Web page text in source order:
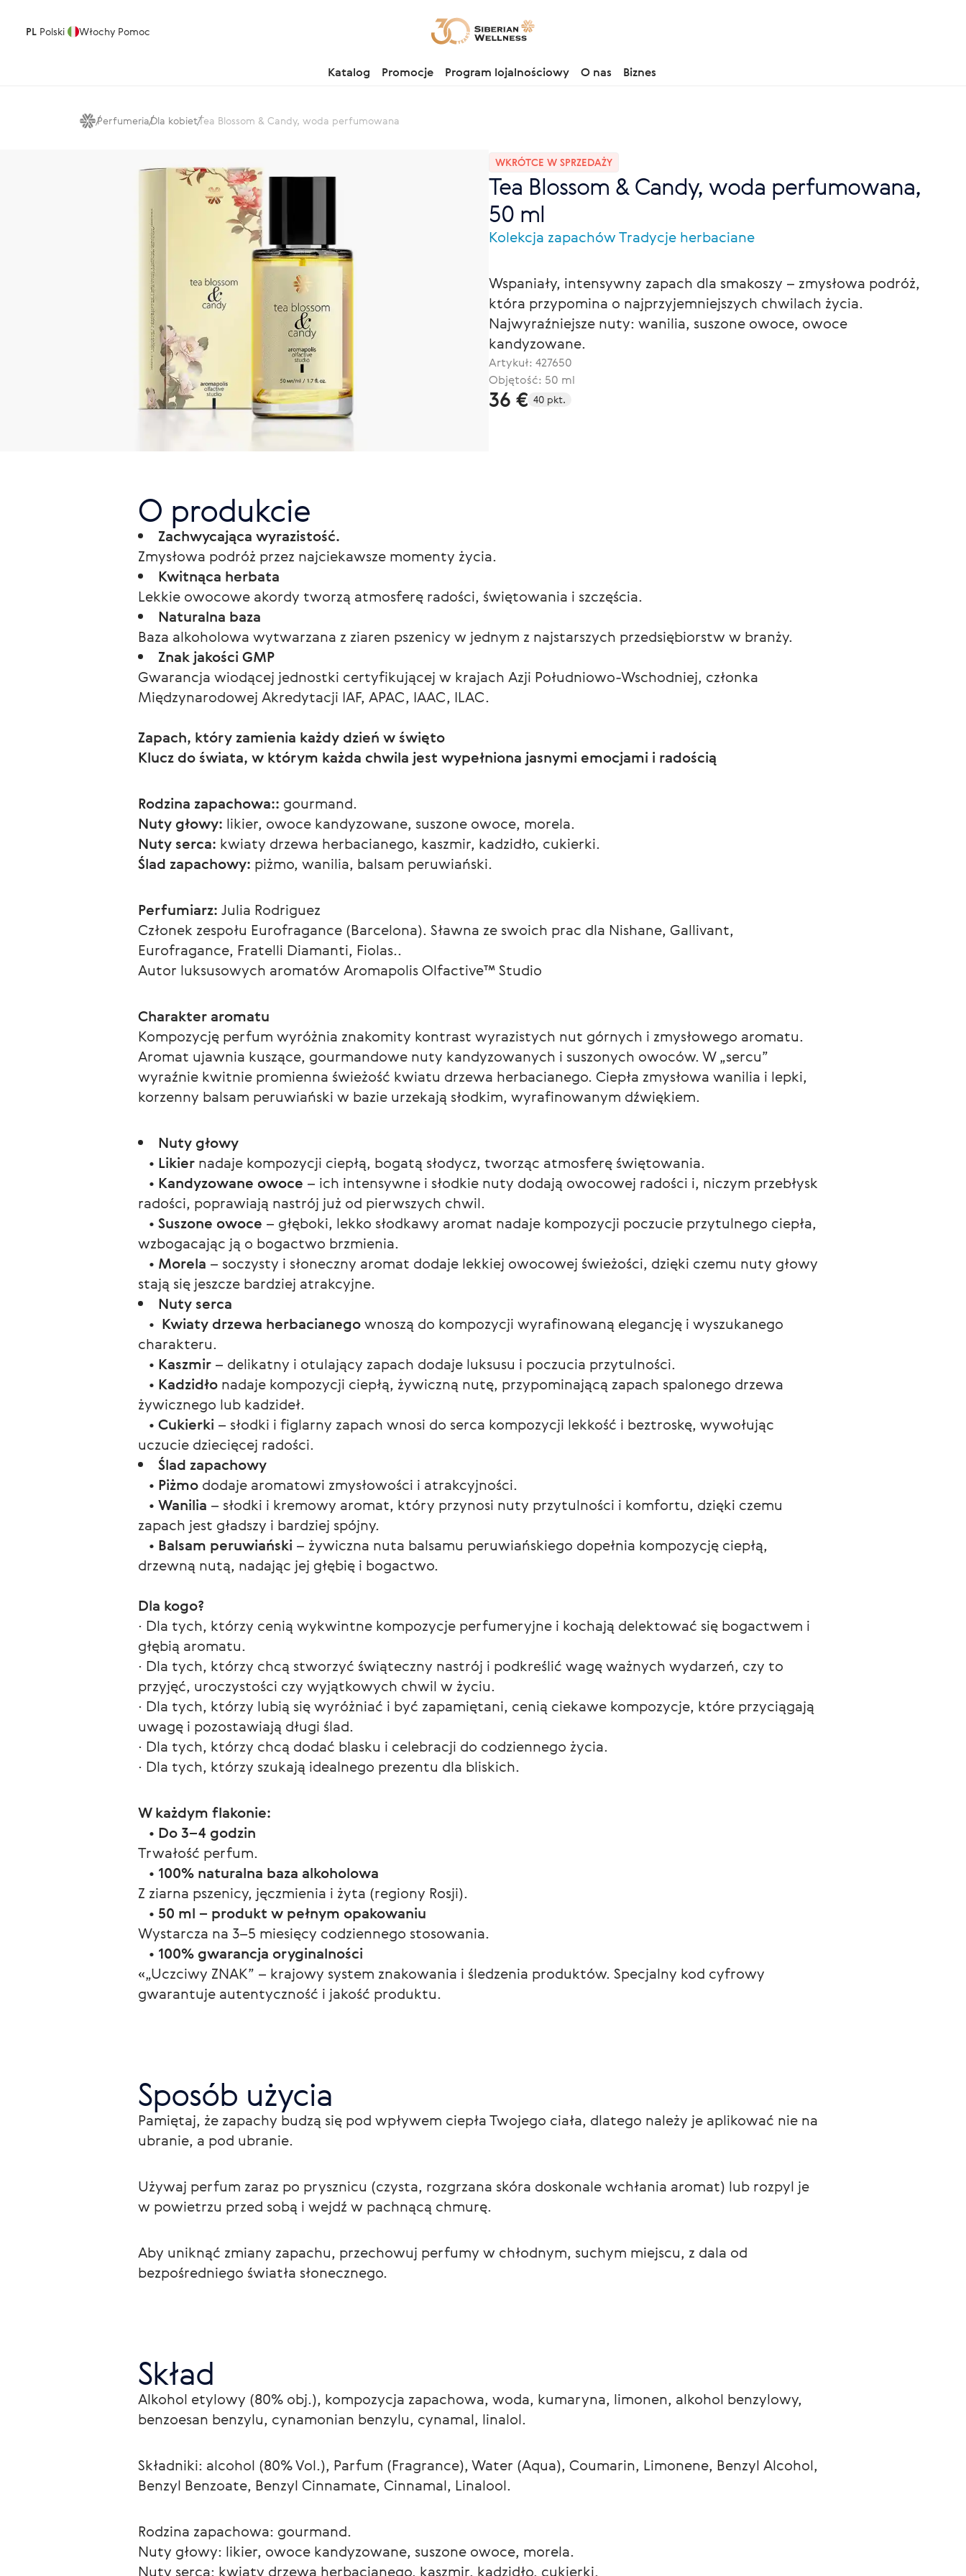
PL Polski Włochy Pomoc
Katalog Promocje Program lojalnościowy O nas Biznes
PerfumeriaDla kobietTea Blossom & Candy, woda perfumowana
WKRÓTCE W SPRZEDAŻY
Tea Blossom & Candy, woda perfumowana,
50 ml
Kolekcja zapachów Tradycje herbaciane
Wspaniały, intensywny zapach dla smakoszy – zmysłowa podróż,
która przypomina o najprzyjemniejszych chwilach życia.
Najwyraźniejsze nuty: wanilia, suszone owoce, owoce
kandyzowane.
Artykuł: 427650
Objętość: 50 ml
36 € 40 pkt.
O produkcie
Zachwycająca wyrazistość.
Zmysłowa podróż przez najciekawsze momenty życia.
Kwitnąca herbata
Lekkie owocowe akordy tworzą atmosferę radości, świętowania i szczęścia.
Naturalna baza
Baza alkoholowa wytwarzana z ziaren pszenicy w jednym z najstarszych przedsiębiorstw w branży.
Znak jakości GMP
Gwarancja wiodącej jednostki certyfikującej w krajach Azji Południowo-Wschodniej, członka
Międzynarodowej Akredytacji IAF, APAC, IAAC, ILAC.
Zapach, który zamienia każdy dzień w święto
Klucz do świata, w którym każda chwila jest wypełniona jasnymi emocjami i radością
Rodzina zapachowa:: gourmand.
Nuty głowy: likier, owoce kandyzowane, suszone owoce, morela.
Nuty serca: kwiaty drzewa herbacianego, kaszmir, kadzidło, cukierki.
Ślad zapachowy: piżmo, wanilia, balsam peruwiański.
Perfumiarz: Julia Rodriguez
Członek zespołu Eurofragance (Barcelona). Sławna ze swoich prac dla Nishane, Gallivant,
Eurofragance, Fratelli Diamanti, Fiolas..
Autor luksusowych aromatów Aromapolis Olfactive™ Studio
Charakter aromatu
Kompozycję perfum wyróżnia znakomity kontrast wyrazistych nut górnych i zmysłowego aromatu.
Aromat ujawnia kuszące, gourmandowe nuty kandyzowanych i suszonych owoców. W „sercu”
wyraźnie kwitnie promienna świeżość kwiatu drzewa herbacianego. Ciepła zmysłowa wanilia i lepki,
korzenny balsam peruwiański w bazie urzekają słodkim, wyrafinowanym dźwiękiem.
Nuty głowy
• Likier nadaje kompozycji ciepłą, bogatą słodycz, tworząc atmosferę świętowania.
• Kandyzowane owoce – ich intensywne i słodkie nuty dodają owocowej radości i, niczym przebłysk
radości, poprawiają nastrój już od pierwszych chwil.
• Suszone owoce – głęboki, lekko słodkawy aromat nadaje kompozycji poczucie przytulnego ciepła,
wzbogacając ją o bogactwo brzmienia.
• Morela – soczysty i słoneczny aromat dodaje lekkiej owocowej świeżości, dzięki czemu nuty głowy
stają się jeszcze bardziej atrakcyjne.
Nuty serca
• Kwiaty drzewa herbacianegownoszą do kompozycji wyrafinowaną elegancję i wyszukanego
charakteru.
• Kaszmir – delikatny i otulający zapach dodaje luksusu i poczucia przytulności.
• Kadzidło nadaje kompozycji ciepłą, żywiczną nutę, przypominającą zapach spalonego drzewa
żywicznego lub kadzideł.
• Cukierki – słodki i figlarny zapach wnosi do serca kompozycji lekkość i beztroskę, wywołując
uczucie dziecięcej radości.
Ślad zapachowy
• Piżmo dodaje aromatowi zmysłowości i atrakcyjności.
• Wanilia – słodki i kremowy aromat, który przynosi nuty przytulności i komfortu, dzięki czemu
zapach jest gładszy i bardziej spójny.
• Balsam peruwiański – żywiczna nuta balsamu peruwiańskiego dopełnia kompozycję ciepłą,
drzewną nutą, nadając jej głębię i bogactwo.
Dla kogo?
∙ Dla tych, którzy cenią wykwintne kompozycje perfumeryjne i kochają delektować się bogactwem i
głębią aromatu.
∙ Dla tych, którzy chcą stworzyć świąteczny nastrój i podkreślić wagę ważnych wydarzeń, czy to
przyjęć, uroczystości czy wyjątkowych chwil w życiu.
∙ Dla tych, którzy lubią się wyróżniać i być zapamiętani, cenią ciekawe kompozycje, które przyciągają
uwagę i pozostawiają długi ślad.
∙ Dla tych, którzy chcą dodać blasku i celebracji do codziennego życia.
∙ Dla tych, którzy szukają idealnego prezentu dla bliskich.
W każdym flakonie:
• Do 3–4 godzin
Trwałość perfum.
• 100% naturalna baza alkoholowa
Z ziarna pszenicy, jęczmienia i żyta (regiony Rosji).
• 50 ml – produkt w pełnym opakowaniu
Wystarcza na 3–5 miesięcy codziennego stosowania.
• 100% gwarancja oryginalności
«„Uczciwy ZNAK” – krajowy system znakowania i śledzenia produktów. Specjalny kod cyfrowy
gwarantuje autentyczność i jakość produktu.
Sposób użycia
Pamiętaj, że zapachy budzą się pod wpływem ciepła Twojego ciała, dlatego należy je aplikować nie na
ubranie, a pod ubranie.
Używaj perfum zaraz po prysznicu (czysta, rozgrzana skóra doskonale wchłania aromat) lub rozpyl je
w powietrzu przed sobą i wejdź w pachnącą chmurę.
Aby uniknąć zmiany zapachu, przechowuj perfumy w chłodnym, suchym miejscu, z dala od
bezpośredniego światła słonecznego.
Skład
Alkohol etylowy (80% obj.), kompozycja zapachowa, woda, kumaryna, limonen, alkohol benzylowy,
benzoesan benzylu, cynamonian benzylu, cynamal, linalol.
Składniki: alcohol (80% Vol.), Parfum (Fragrance), Water (Aqua), Coumarin, Limonene, Benzyl Alcohol,
Benzyl Benzoate, Benzyl Cinnamate, Cinnamal, Linalool.
Rodzina zapachowa: gourmand.
Nuty głowy: likier, owoce kandyzowane, suszone owoce, morela.
Nuty serca: kwiaty drzewa herbacianego, kaszmir, kadzidło, cukierki.